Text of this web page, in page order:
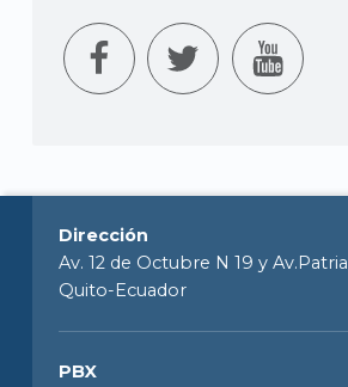
Dirección
Av. 12 de Octubre N 19 y Av.Patria
Quito-Ecuador
PBX